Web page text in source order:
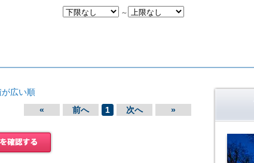
～
が広い順
« 前へ 1 次へ »